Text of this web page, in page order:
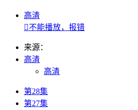
高清
不能播放，报错
来源：
高清
高清
第28集
第27集